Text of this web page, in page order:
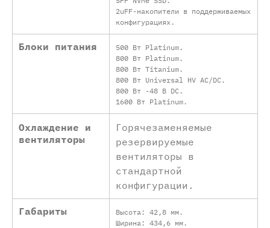
2uFF-накопители в поддерживаемых
конфигурациях.
Блоки питания
500 Вт Platinum.
800 Вт Platinum.
800 Вт Titanium.
800 Вт Universal HV AC/DC.
800 Вт -48 В DC.
1600 Вт Platinum.
Охлаждение и
вентиляторы
Горячезаменяемые
резервируемые
вентиляторы в
стандартной
конфигурации.
Габариты
Высота: 42,8 мм.
Ширина: 434,6 мм.